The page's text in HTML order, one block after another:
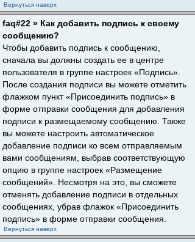
Вернуться наверх
faq#22 » Как добавить подпись к своему
сообщению?
Чтобы добавить подпись к сообщению,
сначала вы должны создать ее в центре
пользователя в группе настроек «Подпись».
После создания подписи вы можете отметить
флажком пункт «Присоединить подпись» в
форме отправки сообщения для добавления
подписи к размещаемому сообщению. Также
вы можете настроить автоматическое
добавление подписи ко всем отправляемым
вами сообщениям, выбрав соответствующую
опцию в группе настроек «Размещение
сообщений». Несмотря на это, вы сможете
отменять добавление подписи в отдельных
сообщениях, убрав флажок «Присоединить
подпись» в форме отправки сообщения.
Вернуться наверх